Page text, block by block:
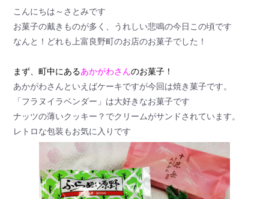
こんにちは～さとみです
お菓子の戴きものが多く、うれしい悲鳴の今日この頃です
なんと！どれも上富良野町のお店のお菓子でした！
まず、町中にあるあかがわさんのお菓子！
あかがわさんといえばケーキですが今回は焼き菓子です。
「フラヌイラベンダー」は大好きなお菓子です
ナッツの薄いクッキー？でクリームがサンドされています。
レトロな包装もお気に入りです